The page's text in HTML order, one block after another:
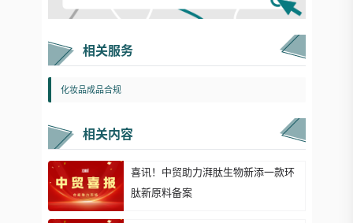
相关服务
化妆品成品合规
相关内容
喜讯！中贸助力湃肽生物新添一款环
肽新原料备案